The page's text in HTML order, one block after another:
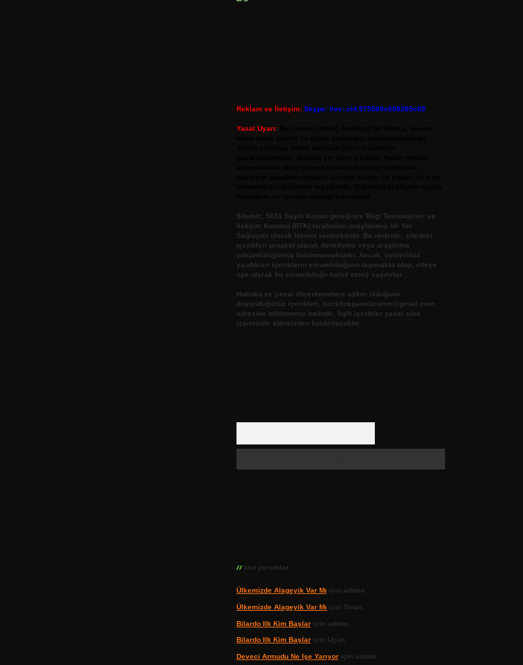
Reklam ve İletişim: Skype: live:.cid.575569c608265c69
Yasal Uyarı:
Sitemiz, 5651 Sayılı Kanun gereğince Bilgi Teknolojileri ve
İletişim Kurumu (BTK) tarafından onaylanmış bir Yer
Sağlayıcı olarak hizmet vermektedir. Bu nedenle, sitedeki
içerikleri proaktif olarak denetleme veya araştırma
yükümlülüğümüz bulunmamaktadır. Ancak, üyelerimiz
yazdıkları içeriklerin sorumluluğunu taşımakta olup, siteye
üye olarak bu sorumluluğu kabul etmiş sayılırlar.
Hukuka ve yasal düzenlemelere aykırı olduğunu
düşündüğünüz içerikleri,
backlinkpanelicomtr@gmail.com
adresine bildirmeniz halinde, ilgili içerikler yasal süre
içerisinde sitemizden kaldırılacaktır.
Son yorumlar
Ülkemizde Alageyik Var Mı için admin
Ülkemizde Alageyik Var Mı için Sinan
Bilardo Ilk Kim Başlariçin admin
Bilardo Ilk Kim Başlariçin Uçan
Deveci Armudu Ne Işe Yarıyoriçin admin